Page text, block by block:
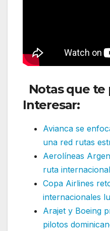
Notas que te
Interesar:
Avianca se
una red rutas
Aerolíneas
ruta
Copa Airlines
internacionales
Arajet y Boeing
pilotos